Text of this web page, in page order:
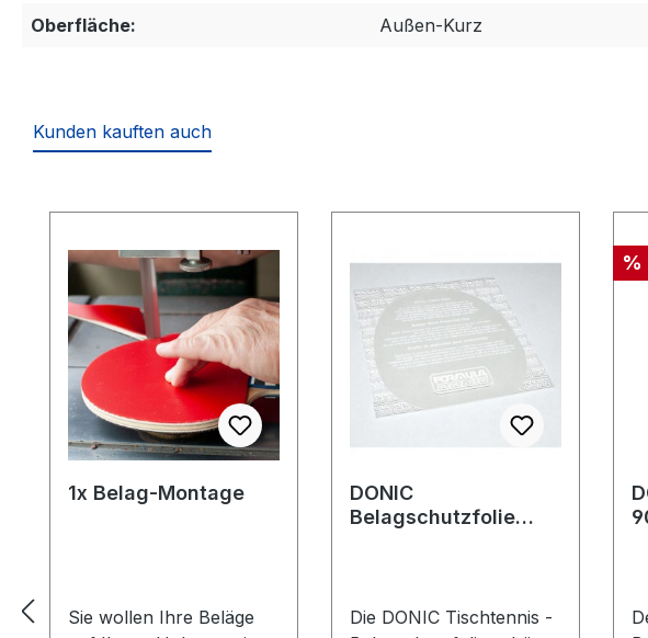
Oberfläche: Außen-Kurz
Kunden kauften auch
1x Belag-Montage
Sie wollen Ihre Beläge
DONIC
Belagschutzfolie
Die DONIC Tischtennis -
%